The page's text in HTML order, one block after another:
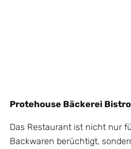
Protehouse Bäckerei
Das Restaurant ist nicht nur
Backwaren berüchtigt,